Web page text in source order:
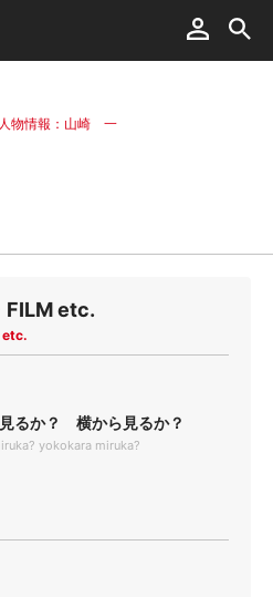
人物情報：山崎 一
FILM etc.
etc.
るか？ 横から見るか？
yokokara miruka?